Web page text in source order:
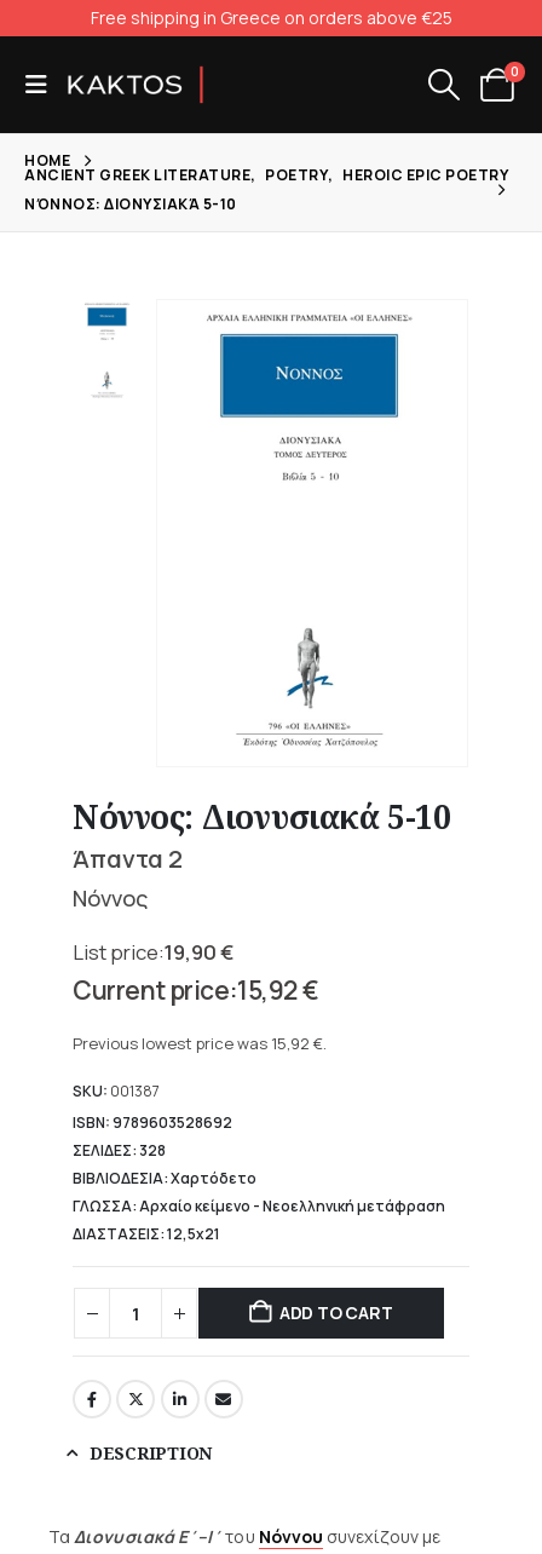
Free shipping in Greece on orders above €25
0
HOME
ANCIENT GREEK LITERATURE, POETRY, HEROIC EPIC POETRY
ΝΌΝΝΟΣ: ΔΙΟΝΥΣΙΑΚΆ 5-10
Νόννος: Διονυσιακά 5-10
Άπαντα 2
Νόννος
19,90€
Original
price
19,90 €.
15,92€
price
15,92 €.
Previous lowest price was 15,92 €.
SKU: 001387
ISBN: 9789603528692
ΣΕΛΙΔΕΣ: 328
ΒΙΒΛΙΟΔΕΣΙΑ: Χαρτόδετο
ΓΛΩΣΣΑ: Αρχαίο κείμενο - Νεοελληνική μετάφραση
ΔΙΑΣΤΑΣΕΙΣ: 12,5x21
ADD TO CART
DESCRIPTION
Τα Διονυσιακά Ε΄–Ι΄του Νόννου συνεχίζουν με